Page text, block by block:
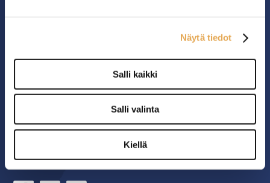
Näytä tiedot
Salli kaikki
Salli valinta
Kiellä
HUOLTO & VARAOSAT
huolto@pkmyynti.fi
Varaosat lähes jokaiseen
markkinoilla oleviin merkkeihin.